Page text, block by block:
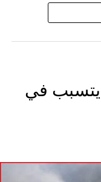
بحي
المشتبه به
في خصوص
يتسبب في